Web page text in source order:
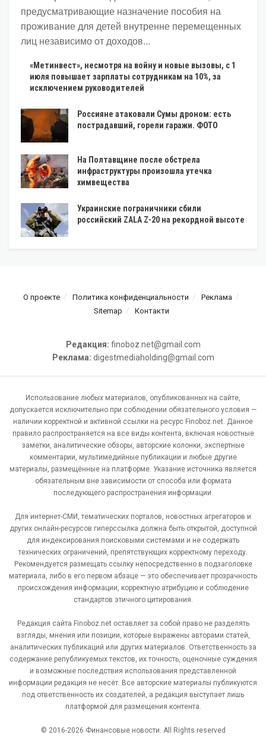
предусматривающие назначение пособия на
проживание для детей внутренне перемещенных
лиц независимо от доходов...
«Метинвест», несмотря на войну и новые вызовы, с 1
июля повышает зарплаты сотрудникам на 10%, за
исключением руководителей
Россияне атаковали Сумы дроном: есть
пострадавший, горели гаражи. ФОТО
На Полтавщине после обстрела
инфраструктуры произошла утечка
химвещества
Украинские пограничники сбили
российский ZALA Z-20 на рекордной высоте
О проекте Политика конфиденциальности
Реклама
Sitemap
Контакти
Редакция: finoboz.net@gmail.com
Реклама: digestmediaholding@gmail.com
Использование любых материалов, опубликованных на сайте,
допускается исключительно при соблюдении обязательного условия —
наличии корректной и активной ссылки на ресурс Finoboz.net. Данное
правило распространяется на все виды контента, включая новостные
заметки, аналитические обзоры, авторские колонки, экспертные
комментарии, мультимедийные публикации и любые другие
материалы, размещённые на платформе. Указание источника является
обязательным вне зависимости от способа или формата
последующего распространения информации.
Для интернет-СМИ, тематических порталов, новостных агрегаторов и
других онлайн-ресурсов гиперссылка должна быть открытой, доступной
для индексирования поисковыми системами и не содержать
технических ограничений, препятствующих корректному переходу.
Рекомендуется размещать ссылку непосредственно в подзаголовке
материала, либо в его первом абзаце — это обеспечивает прозрачность
происхождения информации, корректную атрибуцию и соблюдение
стандартов этичного цитирования.
Редакция сайта Finoboz.net оставляет за собой право не разделять
взгляды, мнения или позиции, которые выражены авторами статей,
аналитических публикаций или других материалов. Ответственность за
содержание републикуемых текстов, их точность, оценочные суждения
и возможные последствия использования представленной
информации редакция не несёт. Все авторские материалы публикуются
под ответственность их создателей, а редакция выступает лишь
платформой для размещения контента.
© 2016-2026 Финансовые новости. All Rights reserved